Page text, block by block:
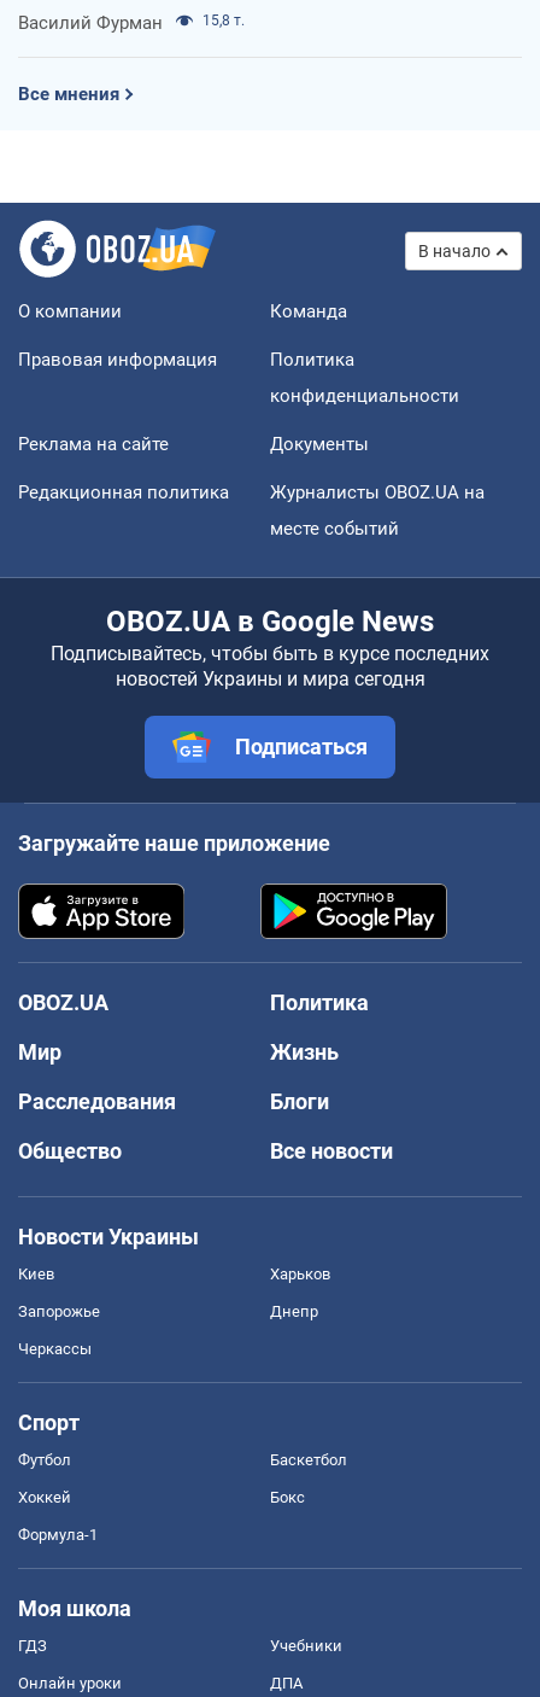
Василий Фурман 15,8 т.
Все мнения
В начало
О компании Команда
Правовая информация
Политика
конфиденциальности
Реклама на сайте Документы
Редакционная политика
Журналисты OBOZ.UA на
месте событий
OBOZ.UA в Google News
Подписывайтесь, чтобы быть в курсе последних
новостей Украины и мира сегодня
Подписаться
Загружайте наше приложение
OBOZ.UA
Политика
Мир
Жизнь
Расследования
Блоги
Общество
Все новости
Новости Украины
Киев Харьков
Запорожье Днепр
Черкассы
Спорт
Футбол Баскетбол
Хоккей Бокс
Формула-1
Моя школа
ГДЗ Учебники
Онлайн уроки ДПА